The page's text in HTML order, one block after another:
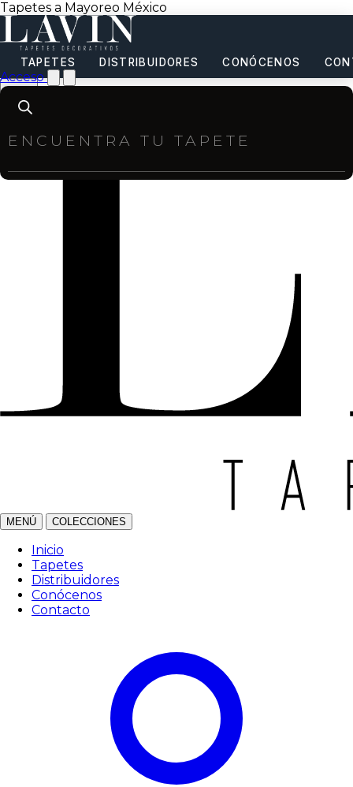
Tapetes a Mayoreo México
TAPETES DISTRIBUIDORES CONÓCENOS
Acceso
Products
search
MENÚ COLECCIONES
Inicio
Tapetes
Distribuidores
Conócenos
Contacto